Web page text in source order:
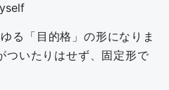
る「目的格」の形になりま
いたりはせず、固定形で